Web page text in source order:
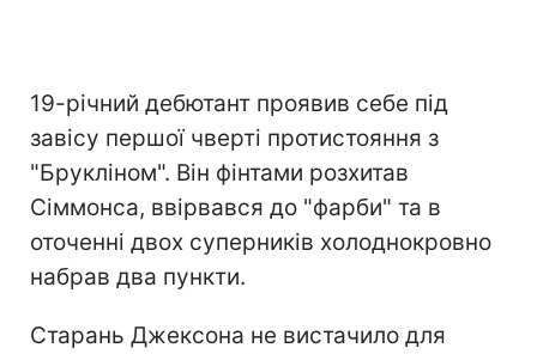
19-річний дебютант проявив себе під
завісу першої чверті протистояння з
"Брукліном". Він фінтами розхитав
Сіммонса, ввірвався до "фарби" та в
оточенні двох суперників холоднокровно
набрав два пункти.
Старань Джексона не вистачило для